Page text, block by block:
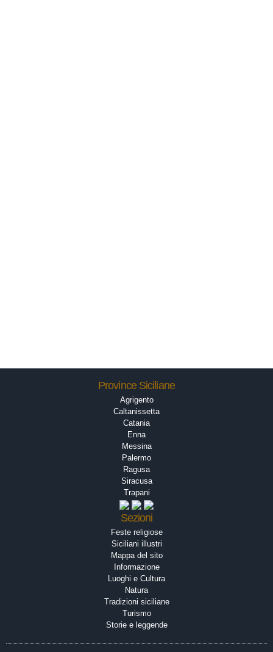
Province Siciliane
Agrigento
Caltanissetta
Catania
Enna
Messina
Palermo
Ragusa
Siracusa
Trapani
Sezioni
Feste religiose
Siciliani illustri
Mappa del sito
Informazione
Luoghi e Cultura
Natura
Tradizioni siciliane
Turismo
Storie e leggende